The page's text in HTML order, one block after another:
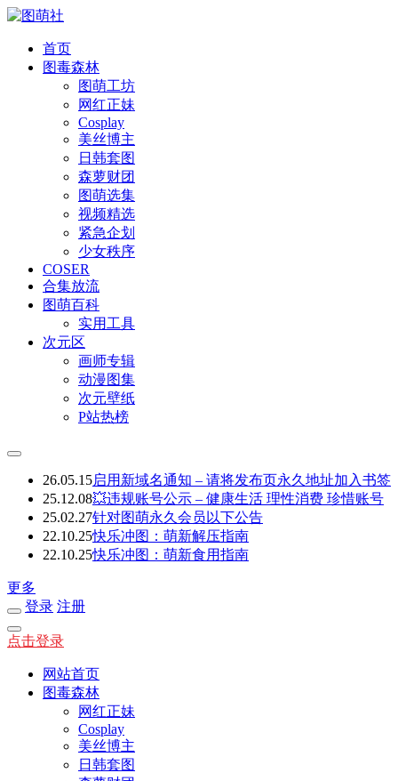
首页
图毒森林
图萌工坊
网红正妹
Cosplay
美丝博主
日韩套图
森萝财团
图萌选集
视频精选
紧急企划
少女秩序
COSER
合集放流
图萌百科
实用工具
次元区
画师专辑
动漫图集
次元壁纸
P站热榜
26.05.15启用新域名通知 – 请将发布页永久地址加入书签
25.12.08💥违规账号公示 – 健康生活 理性消费 珍惜账号
25.02.27针对图萌永久会员以下公告
22.10.25快乐冲图：萌新解压指南
22.10.25快乐冲图：萌新食用指南
更多
登录 注册
点击登录
网站首页
图毒森林
网红正妹
Cosplay
美丝博主
日韩套图